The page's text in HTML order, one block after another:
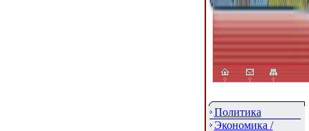
Политика
Экономика /